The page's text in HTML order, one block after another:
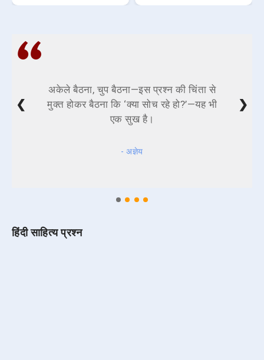
अकेले बैठना, चुप बैठना—इस प्रश्न की चिंता से
मुक्त होकर बैठना कि ‘क्या सोच रहे हो?’—यह भी
एक सुख है।
- अज्ञेय
❮ ❯
हिंदी साहित्य प्रश्न